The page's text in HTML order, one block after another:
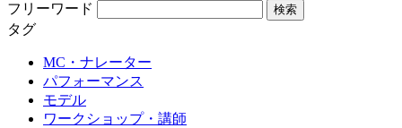
フリーワード
タグ
MC・ナレーター
パフォーマンス
モデル
ワークショップ・講師